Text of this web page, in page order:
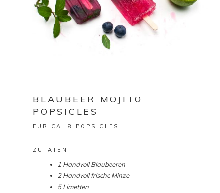
BLAUBEER MOJITO
POPSICLES
FÜR CA. 8 POPSICLES
ZUTATEN
1 Handvoll Blaubeeren
2 Handvoll frische Minze
5 Limetten